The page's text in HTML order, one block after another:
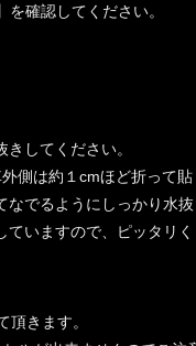
確認してください。
してください。
側は約１cmほど折って
でるようにしっかり水
いますので、ピッタリ
きます。